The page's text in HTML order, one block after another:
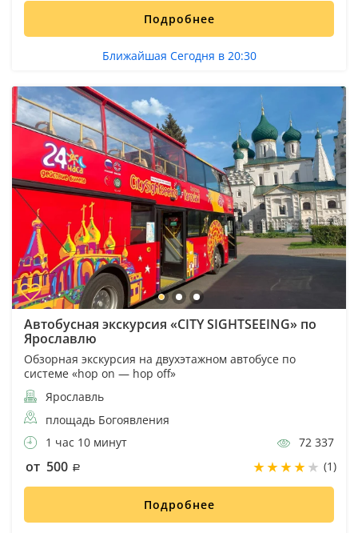
Подробнее
Ближайшая Сегодня в 20:30
Автобусная экскурсия «CITY SIGHTSEEING» по
Ярославлю
Обзорная экскурсия на двухэтажном автобусе по
системе «hop on — hop off»
Ярославль
площадь Богоявления
1 час 10 минут
72 337
от 500 (1)
Подробнее